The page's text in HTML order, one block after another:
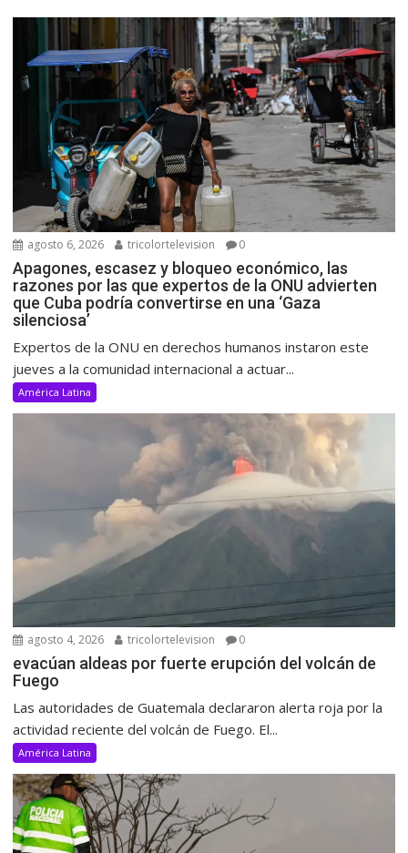
agosto 6, 2026 tricolortelevision 0
Apagones, escasez y bloqueo económico, las
razones por las que expertos de la ONU advierten
que Cuba podría convertirse en una ‘Gaza
silenciosa’
Expertos de la ONU en derechos humanos instaron este
jueves a la comunidad internacional a actuar...
América Latina
agosto 4, 2026 tricolortelevision 0
evacúan aldeas por fuerte erupción del volcán de
Fuego
Las autoridades de Guatemala declararon alerta roja por la
actividad reciente del volcán de Fuego. El...
América Latina